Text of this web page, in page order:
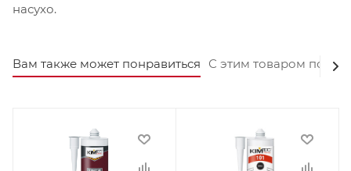
насухо.
Вам также может понравиться С этим товаром